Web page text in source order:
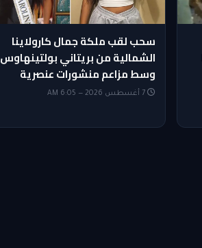
سحب لقب ملكة جمال كارولاينا
الشمالية من بريتاني بولتينهاوس
وسط مزاعم منشورات عنصرية
7 أغسطس 2026 — 6:05 AM